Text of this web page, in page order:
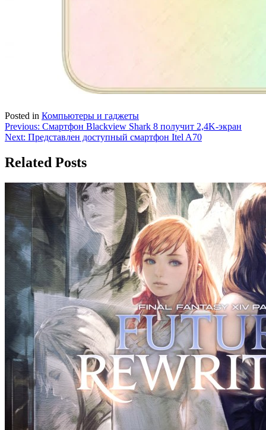
Posted in Компьютеры и гаджеты
Навигация
по
записям
Previous: Смартфон Blackview Shark 8 получит 2,4K-экран
Next: Представлен доступный смартфон Itel A70
Related Posts